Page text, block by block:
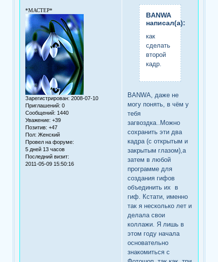
*МАСТЕР*
Зарегистрирован: 2008-07-10
Приглашений: 0
Сообщений: 1440
Уважение: +39
Позитив: +47
Пол: Женский
Провел на форуме:
5 дней 13 часов
Последний визит:
2011-05-09 15:50:16
BANWA
написал(а):
как
сделать
второй
кадр.
BANWA, даже не
могу понять, в чём у
тебя
загвоздка..Можно
сохранить эти два
кадра (с открытым и
закрытым глазом),а
затем в любой
программе для
создания гифов
объединить их в
гиф. Кстати, именно
так я несколько лет и
делала свои
коллажи. Я лишь в
этом году начала
основательно
знакомиться с